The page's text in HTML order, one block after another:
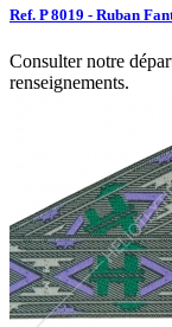
Ref. P 8019 - Ruban
Consulter notre
renseignements.